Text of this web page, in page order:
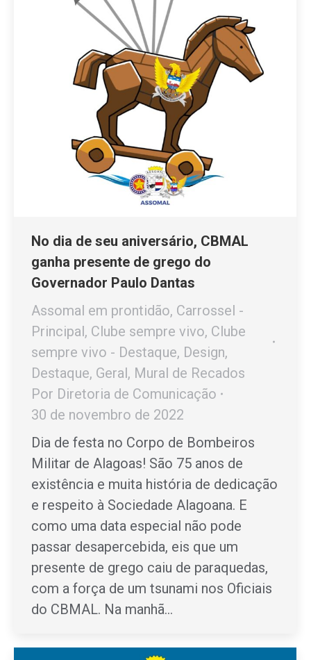
No dia de seu aniversário, CBMAL
ganha presente de grego do
Governador Paulo Dantas
Assomal em prontidão, Carrossel -
Principal, Clube sempre vivo, Clube
sempre vivo - Destaque, Design,
Destaque, Geral, Mural de Recados
Por Diretoria de Comunicação
30 de novembro de 2022
Dia de festa no Corpo de Bombeiros
Militar de Alagoas! São 75 anos de
existência e muita história de dedicação
e respeito à Sociedade Alagoana. E
como uma data especial não pode
passar desapercebida, eis que um
presente de grego caiu de paraquedas,
com a força de um tsunami nos Oficiais
do CBMAL. Na manhã…